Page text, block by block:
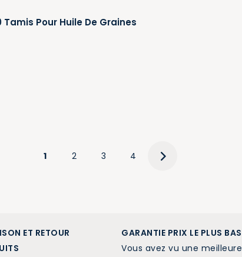
Pour Huile De Graines
1 2 3 4
ET RETOUR
GARANTIE PRIX LE PLUS BAS
Vous avez vu une meilleure